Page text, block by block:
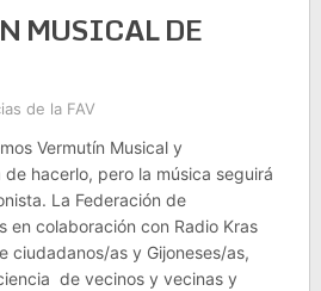
MUSICAL DE
de la FAV
Vermutín Musical y
hacerlo, pero la música seguirá
La Federación de
en colaboración con Radio Kras
ciudadanos/as y Gijoneses/as,
de vecinos y vecinas y